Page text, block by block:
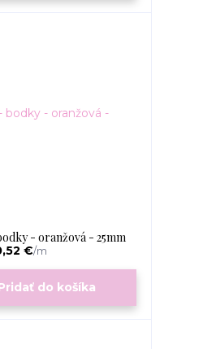
- oranžová - 25mm
€/m
do košíka